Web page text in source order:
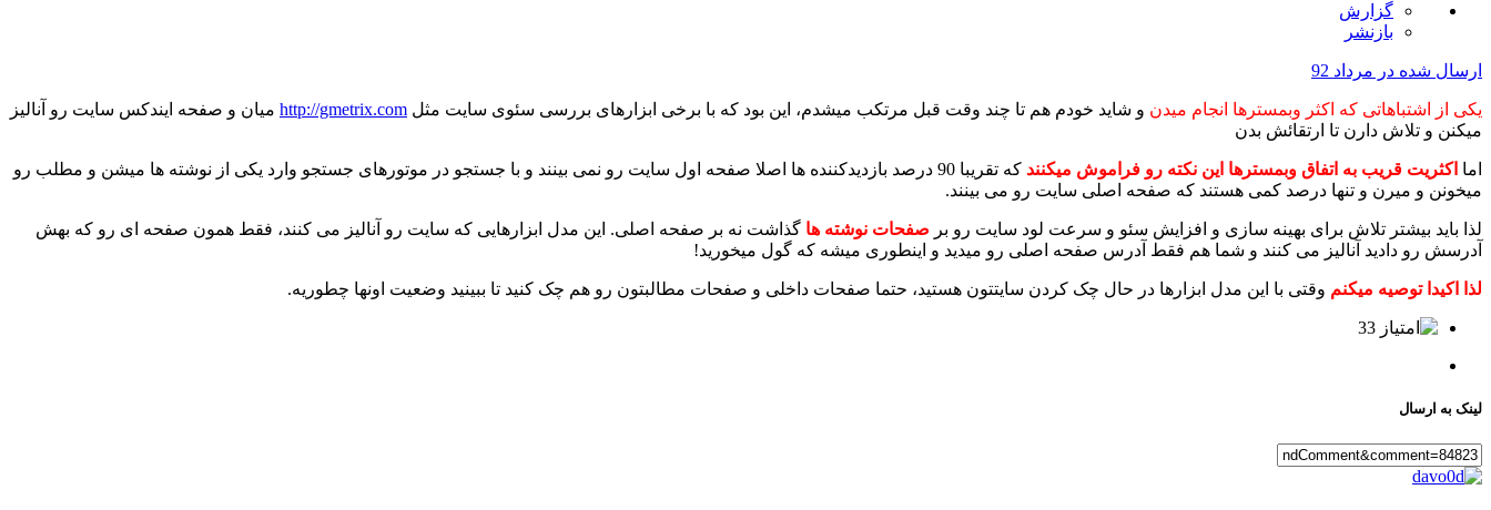
گزارش
بازنشر
ارسال شده در مرداد 92
یکی از اشتباهاتی که اکثر وبمسترها انجام میدن و شاید خودم هم تا چند وقت قبل مرتکب میشدم، این بود که با برخی ابزارهای بررسی سئوی سایت مثل http://gmetrix.com میان و صفحه ایندکس سایت رو آنالیز
میکنن و تلاش دارن تا ارتقائش بدن
اما اکثریت قریب به اتفاق وبمسترها این نکته رو فراموش میکنند
که تقریبا 90 درصد بازدیدکننده ها اصلا صفحه اول سایت رو نمی بینند و با جستجو در موتورهای جستجو وارد یکی از نوشته ها میشن و مطلب رو
میخونن و میرن و تنها درصد کمی هستند که صفحه اصلی سایت رو می بینند.
لذا باید بیشتر تلاش برای بهینه سازی و افزایش سئو و سرعت لود سایت رو بر صفحات نوشته ها گذاشت نه بر صفحه اصلی. این مدل ابزارهایی که سایت رو آنالیز می کنند، فقط همون صفحه ای رو که بهش
آدرسش رو دادید آنالیز می کنند و شما هم فقط آدرس صفحه اصلی رو میدید و اینطوری میشه که گول میخورید!
لذا اکیدا توصیه میکنم وقتی با این مدل ابزارها در حال چک کردن سایتتون هستید، حتما صفحات داخلی و صفحات مطالبتون رو هم چک کنید تا ببینید وضعیت اونها چطوریه.
33
لینک به ارسال